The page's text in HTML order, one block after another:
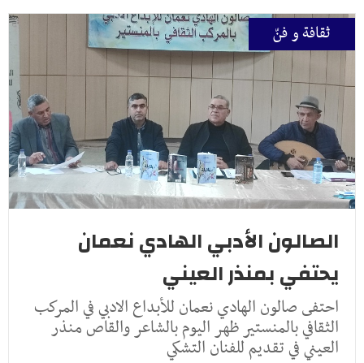
ثقافة و فنّ
الصالون الأدبي الهادي نعمان
يحتفي بمنذر العيني
احتفى صالون الهادي نعمان للأبداع الادبي في المركب
الثقافي بالمنستير ظهر اليوم بالشاعر والقاص منذر
العيني في تقديم للفنان التشكي